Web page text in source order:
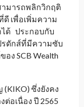
ามารถพลิกวิกฤติ
เพื่อเพิ่มความ
ด้ ประกอบกับ
รดักส์ที่มีความซับ
ง SCB Wealth
ซึ่งยังคง
อเนื่อง ปี 2565